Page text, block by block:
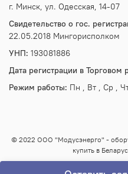
г. Минск, ул. Одесская, 14-07
Свидетельство о гос.
22.05.2018 Мингорисполком
УНП: 193081886
Дата регистрации в Торговом
Режим работы: Пн , Вт , Ср ,
© 2022 ООО "Модусэнерго" -
купить в